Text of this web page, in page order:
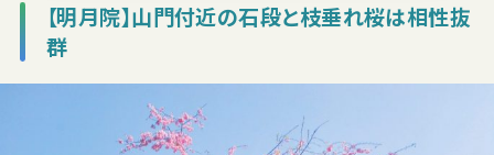
【明月院】山門付近の石段と枝垂れ桜は相性抜
群